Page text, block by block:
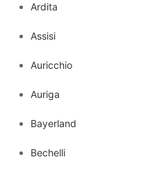
Ardita
Assisi
Auricchio
Auriga
Bayerland
Bechelli